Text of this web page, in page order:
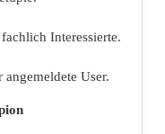
Interessierte.
User.